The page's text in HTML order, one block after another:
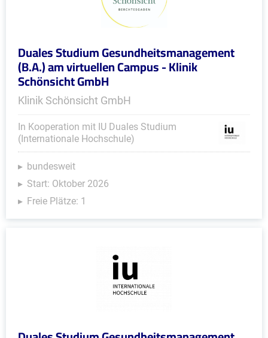
Duales Studium Gesundheitsmanagement
(B.A.) am virtuellen Campus - Klinik
Schönsicht GmbH
Klinik Schönsicht GmbH
In Kooperation mit IU Duales Studium
(Internationale Hochschule)
bundesweit
Start: Oktober 2026
Freie Plätze: 1